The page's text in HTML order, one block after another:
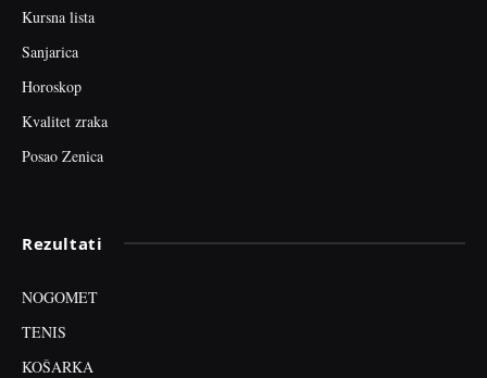
Kursna lista
Sanjarica
Horoskop
Kvalitet zraka
Posao Zenica
Rezultati
NOGOMET
TENIS
KOŠARKA